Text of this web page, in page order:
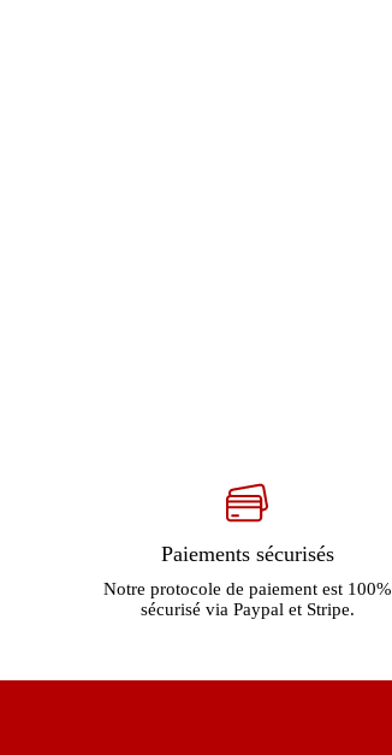
Paiements sécurisés
Notre protocole de paiement est 100%
sécurisé via Paypal et Stripe.